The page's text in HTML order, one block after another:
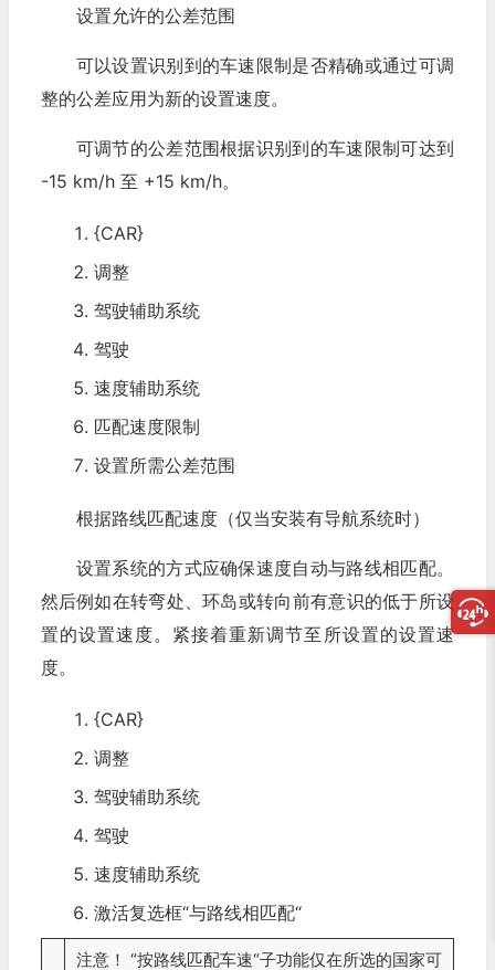
设置允许的公差范围
可以设置识别到的车速限制是否精确或通过可调
整的公差应用为新的设置速度。
可调节的公差范围根据识别到的车速限制可达到
-15 km/h 至 +15 km/h。
{CAR}
调整
驾驶辅助系统
驾驶
速度辅助系统
匹配速度限制
设置所需公差范围
根据路线匹配速度（仅当安装有导航系统时）
设置系统的方式应确保速度自动与路线相匹配。
然后例如在转弯处、环岛或转向前有意识的低于所设
置的设置速度。紧接着重新调节至所设置的设置速
度。
{CAR}
调整
驾驶辅助系统
驾驶
速度辅助系统
激活复选框“与路线相匹配“
注意！ “按路线匹配车速“子功能仅在所选的国家可